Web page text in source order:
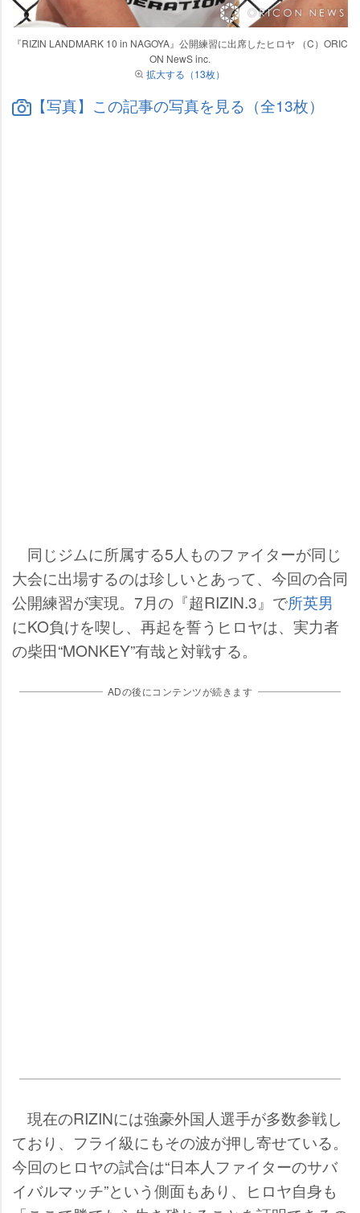
『RIZIN LANDMARK 10 in NAGOYA』公開練習に出席したヒロヤ （C）ORIC
ON NewS inc.
拡大する（13枚）
【写真】この記事の写真を見る（全13枚）
同じジムに所属する5人ものファイターが同じ
大会に出場するのは珍しいとあって、今回の合同
公開練習が実現。7月の『超RIZIN.3』で所英男
にKO負けを喫し、再起を誓うヒロヤは、実力者
の柴田“MONKEY”有哉と対戦する。
ADの後にコンテンツが続きます
現在のRIZINには強豪外国人選手が多数参戦し
ており、フライ級にもその波が押し寄せている。
今回のヒロヤの試合は“日本人ファイターのサバ
イバルマッチ”という側面もあり、ヒロヤ自身も